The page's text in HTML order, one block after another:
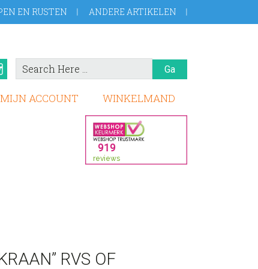
EN RUSTEN ANDERE ARTIKELEN
Search
Here
Instagram
MIJN ACCOUNT WINKELMAND
RVS OF